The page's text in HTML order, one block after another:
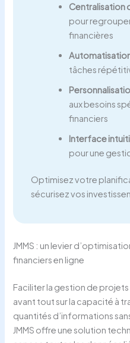
Centralisation
pour
financières
tâches
aux besoins
financiers
Interface
pour une
Optimisez votre
sécurisez vos
JMMS : un levier
financiers en ligne
Faciliter la gestion de
avant tout sur la capacité à
quantités d’informations
JMMS offre une solution